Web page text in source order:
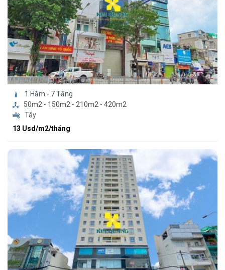
1 Hầm - 7 Tầng
50m2 - 150m2 - 210m2 - 420m2
Tây
13 Usd/m2/tháng